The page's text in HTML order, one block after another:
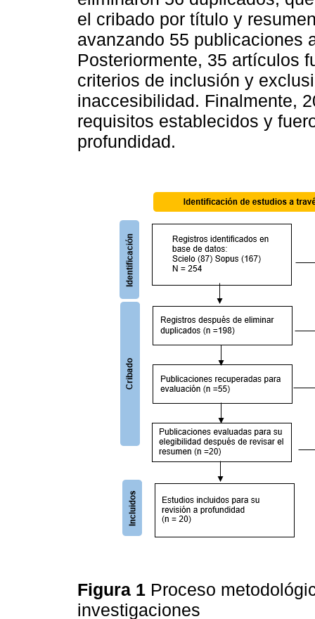
el cribado por título y
avanzando 55 publicaciones
Posteriormente, 35 artículos
criterios de inclusión y
inaccesibilidad. Finalmente,
requisitos establecidos y
profundidad.
Figura 1 Proceso
investigaciones